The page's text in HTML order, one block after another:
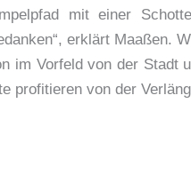
mit einer
erklärt Maaßen.
im Vorfeld von der Stadt
profitieren von der